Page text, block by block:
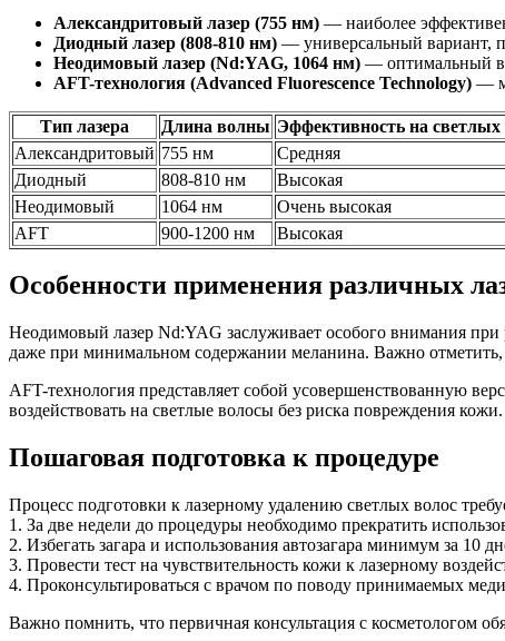
Александритовый лазер (755 нм) — наиболее
Диодный лазер (808-810 нм) — универсальный вариант,
Неодимовый лазер (Nd:YAG, 1064 нм) — оптимальный
AFT-технология (Advanced Fluorescence Technology) —
Тип лазера Длина волны Эффективность на светлых
Александритовый 755 нм Средняя
Диодный
808-810 нм Высокая
Неодимовый
1064 нм Очень высокая
AFT
900-1200 нм Высокая
Особенности применения различных
Неодимовый лазер Nd:YAG заслуживает особого внимания
даже при минимальном содержании меланина. Важно отметить,
AFT-технология представляет собой усовершенствованную
воздействовать на светлые волосы без риска повреждения
Пошаговая подготовка к процедуре
Процесс подготовки к лазерному удалению светлых волос
1. За две недели до процедуры необходимо прекратить
2. Избегать загара и использования автозагара минимум за 10
3. Провести тест на чувствительность кожи к лазерному
4. Проконсультироваться с врачом по поводу принимаемых
Важно помнить, что первичная консультация с косметологом